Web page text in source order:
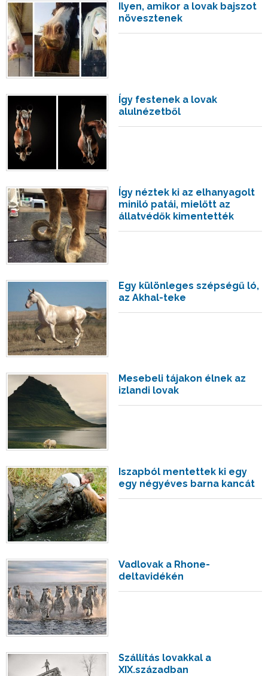
Ilyen, amikor a lovak bajszot
növesztenek
Így festenek a lovak
alulnézetből
Így néztek ki az elhanyagolt
miniló patái, mielőtt az
állatvédők kimentették
Egy különleges szépségű ló,
az Akhal-teke
Mesebeli tájakon élnek az
izlandi lovak
Iszapból mentettek ki egy
egy négyéves barna kancát
Vadlovak a Rhone-
deltavidékén
Szállítás lovakkal a
XIX.században